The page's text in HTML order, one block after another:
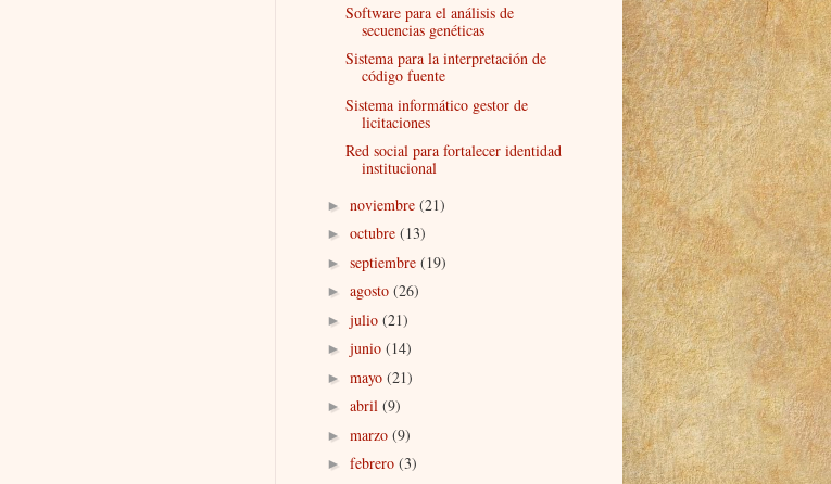
Software para el análisis de
secuencias genéticas
Sistema para la interpretación de
código fuente
Sistema informático gestor de
licitaciones
Red social para fortalecer identidad
institucional
► noviembre (21)
► octubre (13)
► septiembre (19)
► agosto (26)
► julio (21)
► junio (14)
► mayo (21)
► abril (9)
► marzo (9)
► febrero (3)